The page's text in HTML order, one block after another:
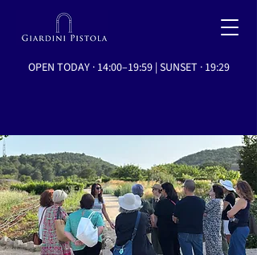
OPEN TODAY · 14:00–19:59 | SUNSET · 19:29